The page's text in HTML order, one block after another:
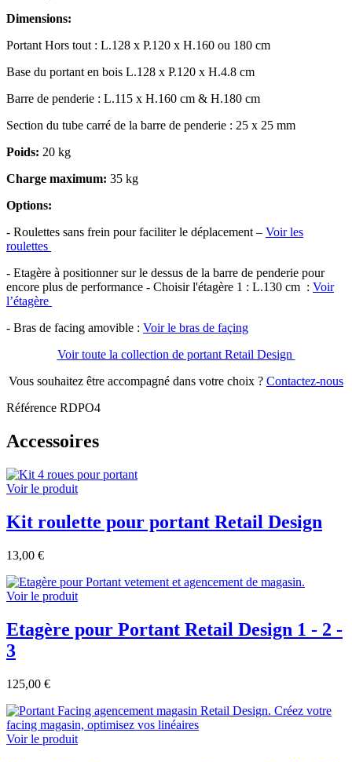
Dimensions:
Portant Hors tout : L.128 x P.120 x H.160 ou 180 cm
Base du portant en bois L.128 x P.120 x H.4.8 cm
Barre de penderie : L.115 x H.160 cm & H.180 cm
Section du tube carré de la barre de penderie : 25 x 25 mm
Poids: 20 kg
Charge maximum: 35 kg
Options:
- Roulettes sans frein pour faciliter le déplacement – Voir les
roulettes
- Etagère à positionner sur le dessus de la barre de penderie pour
encore plus de performance - Choisir l'étagère 1 : L.130 cm : Voir
l’étagère
- Bras de facing amovible : Voir le bras de façing
Voir toute la collection de portant Retail Design
Vous souhaitez être accompagné dans votre choix ? Contactez-nous
Référence RDPO4
Accessoires
Voir le produit
Kit roulette pour portant Retail Design
13,00 €
Voir le produit
Etagère pour Portant Retail Design 1 - 2 -
3
125,00 €
Voir le produit